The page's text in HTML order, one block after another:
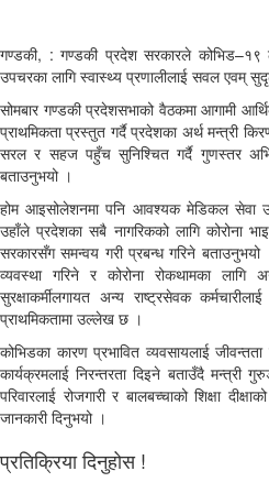
गण्डकी, : गण्डकी प्रदेश सरकारले कोभिड–१९
उपचरका लागि स्वास्थ्य प्रणालीलाई सवल एवम्
सोमबार गण्डकी प्रदेशसभाको वैठकमा आगामी
प्राथमिकता प्रस्तुत गर्दै प्रदेशका अर्थ मन्त्री
सरल र सहज पहुँच सुनिश्चित गर्दै गुणस्तर
बताउनुभयो ।
होम आइसोलेशनमा पनि आवश्यक मेडिकल सेवा
उहाँले प्रदेशका सबै नागरिकको लागि कोरोना
सरकारसँग समन्वय गरी प्रबन्ध गरिने
व्यवस्था गरिने र कोरोना रोकथामका लागि
सुरक्षाकर्मीलगायत अन्य राष्ट्रसेवक
प्राथमिकतामा उल्लेख छ ।
कोभिडका कारण प्रभावित व्यवसायलाई
कार्यक्रमलाई निरन्तरता दिइने बताउँदै मन्त्री
परिवारलाई रोजगारी र बालबच्चाको शिक्षा
जानकारी दिनुभयो ।
प्रतिक्रिया दिनुहोस !